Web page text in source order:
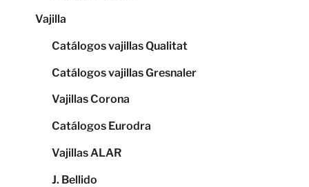
Vajilla
Catálogos vajillas Qualitat
Catálogos vajillas Gresnaler
Vajillas Corona
Catálogos Eurodra
Vajillas ALAR
J. Bellido